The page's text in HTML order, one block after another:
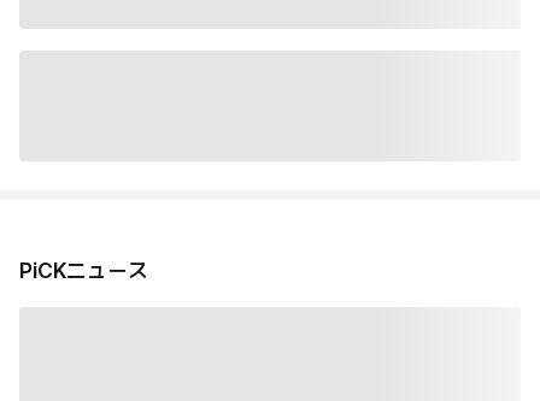
PiCKニュース